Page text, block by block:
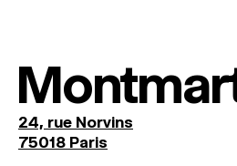
24, rue Norvins
75018 Paris